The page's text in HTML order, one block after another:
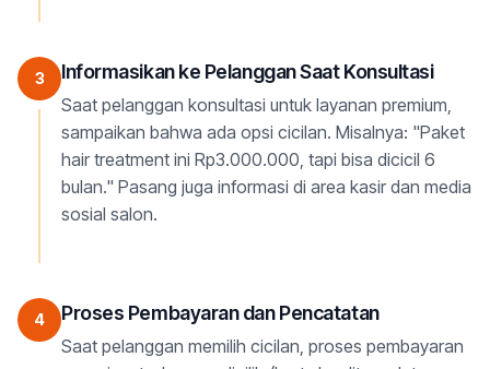
3 Informasikan ke Pelanggan Saat Konsultasi
Saat pelanggan konsultasi untuk layanan premium,
sampaikan bahwa ada opsi cicilan. Misalnya: "Paket
hair treatment ini Rp3.000.000, tapi bisa dicicil 6
bulan." Pasang juga informasi di area kasir dan media
sosial salon.
4 Proses Pembayaran dan Pencatatan
Saat pelanggan memilih cicilan, proses pembayaran